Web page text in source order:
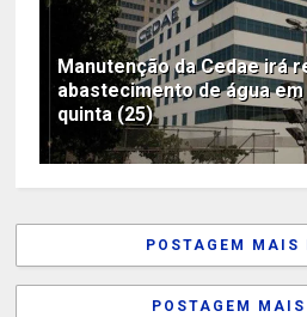
Manutenção da Cedae irá
abastecimento de água
quinta (25)
POSTAGEM MAIS
POSTAGEM